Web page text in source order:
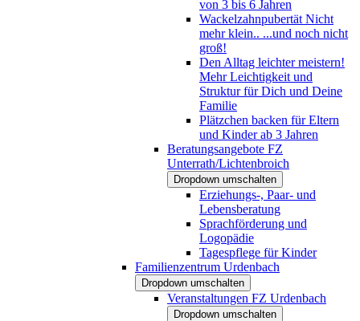
von 3 bis 6 Jahren
Wackelzahnpubertät Nicht
mehr klein.. ...und noch nicht
groß!
Den Alltag leichter meistern!
Mehr Leichtigkeit und
Struktur für Dich und Deine
Familie
Plätzchen backen für Eltern
und Kinder ab 3 Jahren
Beratungsangebote FZ
Unterrath/Lichtenbroich
Dropdown umschalten
Erziehungs-, Paar- und
Lebensberatung
Sprachförderung und
Logopädie
Tagespflege für Kinder
Familienzentrum Urdenbach
Dropdown umschalten
Veranstaltungen FZ Urdenbach
Dropdown umschalten